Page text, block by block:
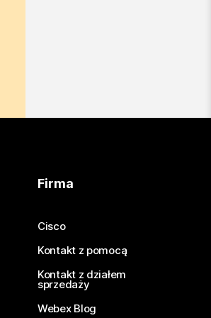
Firma
Cisco
Kontakt z pomocą
Kontakt z działem
sprzedaży
Webex Blog